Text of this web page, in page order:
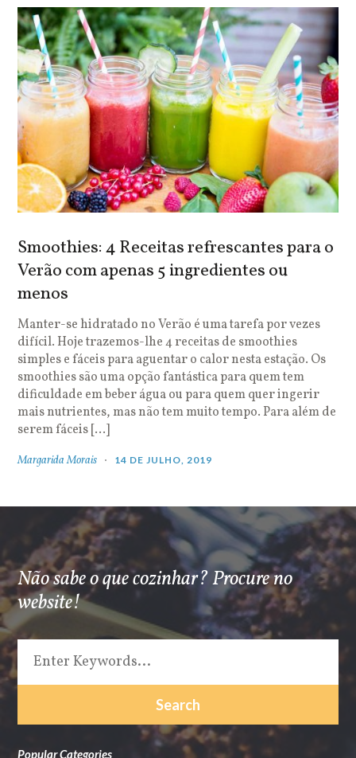
Smoothies: 4 Receitas refrescantes para o
Verão com apenas 5 ingredientes ou
menos
Manter-se hidratado no Verão é uma tarefa por vezes
difícil. Hoje trazemos-lhe 4 receitas de smoothies
simples e fáceis para aguentar o calor nesta estação. Os
smoothies são uma opção fantástica para quem tem
dificuldade em beber água ou para quem quer ingerir
mais nutrientes, mas não tem muito tempo. Para além de
serem fáceis […]
Margarida Morais 14 DE JULHO, 2019
Não sabe o que cozinhar? Procure no
website!
Popular Categories